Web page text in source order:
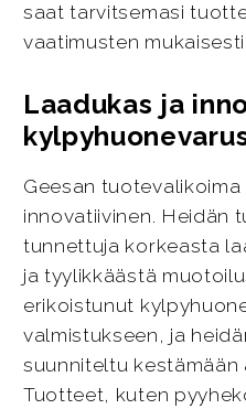
saat tarvitsemasi
vaatimusten mukaisesti.
Laadukas ja
Geesan tuotevalikoima
innovatiivinen. Heidän
tunnettuja korkeasta
ja tyylikkäästä
erikoistunut
valmistukseen, ja
suunniteltu kestämään
Tuotteet, kuten